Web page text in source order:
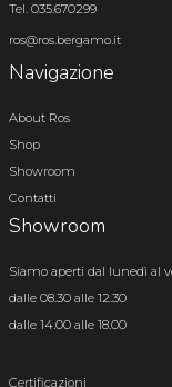
Tel. 035.670299
ros@ros.bergamo.it
Navigazione
About Ros
Shop
Showroom
Contatti
Showroom
Siamo aperti dal lunedì al
dalle 08.30 alle 12.30
dalle 14.00 alle 18.00
Certificazioni